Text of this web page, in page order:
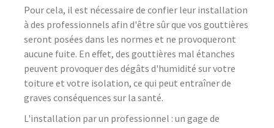
Pour cela, il est nécessaire de confier leur installation
à des professionnels afin d'être sûr que vos gouttières
seront posées dans les normes et ne provoqueront
aucune fuite. En effet, des gouttières mal étanches
peuvent provoquer des dégâts d'humidité sur votre
toiture et votre isolation, ce qui peut entraîner de
graves conséquences sur la santé.
L'installation par un professionnel : un gage de